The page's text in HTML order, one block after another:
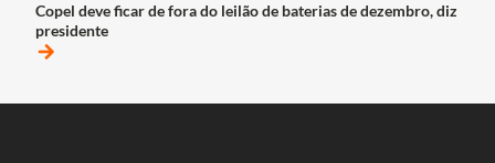
Copel deve ficar de fora do leilão de baterias de dezembro, diz
presidente
arrow_forward